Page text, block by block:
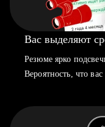
Вас выделяют
Резюме ярко
Вероятность, что